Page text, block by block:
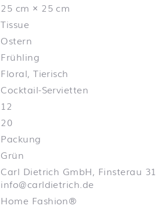
25 cm × 25 cm
Tissue
Ostern
Frühling
Floral, Tierisch
Cocktail-Servietten
12
20
Packung
Grün
Carl Dietrich GmbH, Finsterau
info@carldietrich.de
Home Fashion®